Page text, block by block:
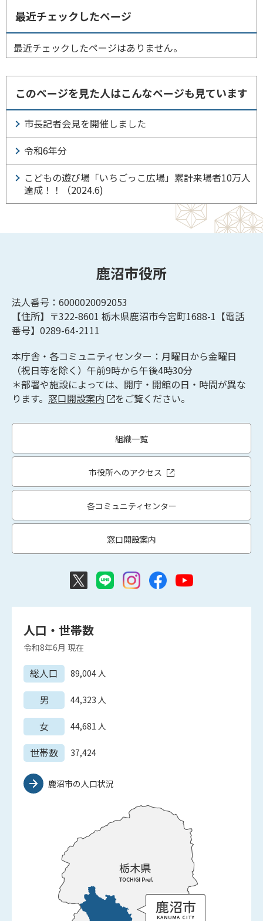
最近チェックしたページ
最近チェックしたページはありません。
このページを見た人はこんなページも見ています
市長記者会見を開催しました
令和6年分
こどもの遊び場「いちごっこ広場」累計来場者10万人
達成！！（2024.6)
鹿沼市役所
法人番号：6000020092053
【住所】〒322-8601 栃木県鹿沼市今宮町1688-1【電話
番号】0289-64-2111
本庁舎・各コミュニティセンター：月曜日から金曜日
（祝日等を除く）午前9時から午後4時30分
＊部署や施設によっては、開庁・開館の日・時間が異な
ります。 窓口開設案内 をご覧ください。
組織一覧
市役所へのアクセス
各コミュニティセンター
窓口開設案内
人口・世帯数
令和8年6月 現在
総人口 89,004人
男 44,323 人
女 44,681 人
世帯数 37,424
鹿沼市の人口状況